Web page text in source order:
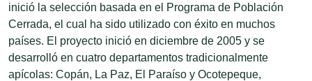
inició la selección basada en el Programa de Población
Cerrada, el cual ha sido utilizado con éxito en muchos
países. El proyecto inició en diciembre de 2005 y se
desarrolló en cuatro departamentos tradicionalmente
apícolas: Copán, La Paz, El Paraíso y Ocotepeque,